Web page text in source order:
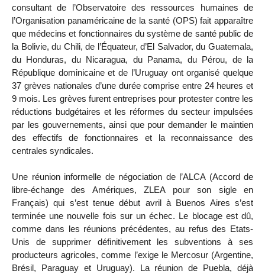
consultant de l’Observatoire des ressources humaines de
l’Organisation panaméricaine de la santé (OPS) fait apparaître
que médecins et fonctionnaires du système de santé public de
la Bolivie, du Chili, de l’Équateur, d’El Salvador, du Guatemala,
du Honduras, du Nicaragua, du Panama, du Pérou, de la
République dominicaine et de l’Uruguay ont organisé quelque
37 grèves nationales d’une durée comprise entre 24 heures et
9 mois. Les grèves furent entreprises pour protester contre les
réductions budgétaires et les réformes du secteur impulsées
par les gouvernements, ainsi que pour demander le maintien
des effectifs de fonctionnaires et la reconnaissance des
centrales syndicales.
Une réunion informelle de négociation de l’ALCA (Accord de
libre-échange des Amériques, ZLEA pour son sigle en
Français) qui s’est tenue début avril à Buenos Aires s’est
terminée une nouvelle fois sur un échec. Le blocage est dû,
comme dans les réunions précédentes, au refus des Etats-
Unis de supprimer définitivement les subventions à ses
producteurs agricoles, comme l’exige le Mercosur (Argentine,
Brésil, Paraguay et Uruguay). La réunion de Puebla, déjà